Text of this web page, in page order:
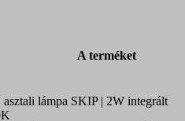
A terméket